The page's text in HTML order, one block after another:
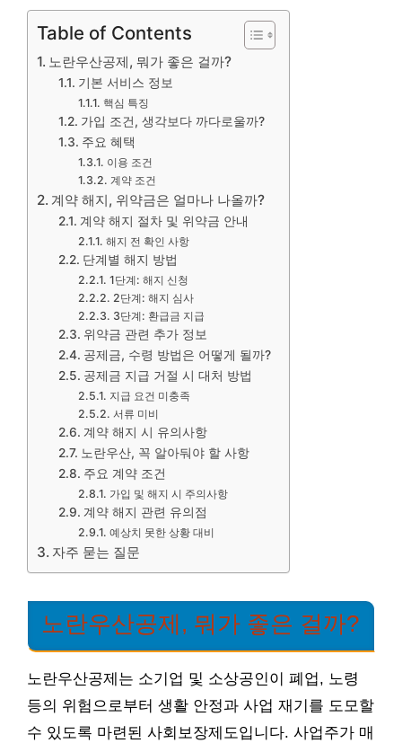
Table of Contents
노란우산공제, 뭐가 좋은 걸까?
기본 서비스 정보
핵심 특징
가입 조건, 생각보다 까다로울까?
주요 혜택
이용 조건
계약 조건
계약 해지, 위약금은 얼마나 나올까?
계약 해지 절차 및 위약금 안내
해지 전 확인 사항
단계별 해지 방법
1단계: 해지 신청
2단계: 해지 심사
3단계: 환급금 지급
위약금 관련 추가 정보
공제금, 수령 방법은 어떻게 될까?
공제금 지급 거절 시 대처 방법
지급 요건 미충족
서류 미비
계약 해지 시 유의사항
노란우산, 꼭 알아둬야 할 사항
주요 계약 조건
가입 및 해지 시 주의사항
계약 해지 관련 유의점
예상치 못한 상황 대비
자주 묻는 질문
노란우산공제, 뭐가 좋은 걸까?
노란우산공제는 소기업 및 소상공인이 폐업, 노령
등의 위험으로부터 생활 안정과 사업 재기를 도모할
수 있도록 마련된 사회보장제도입니다. 사업주가 매